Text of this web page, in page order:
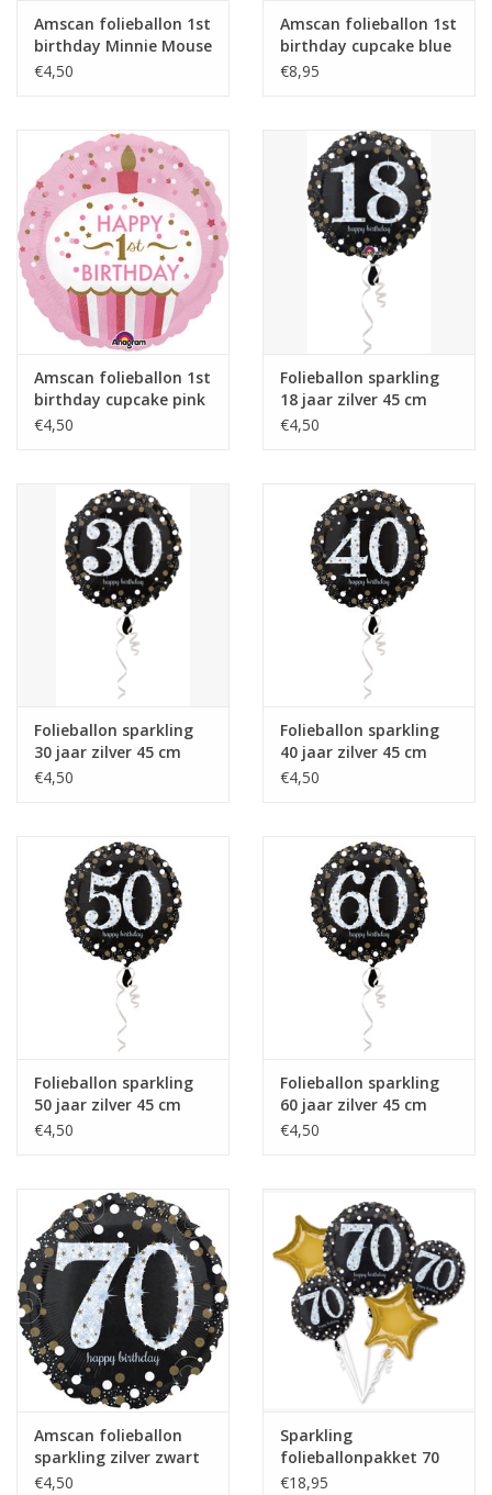
Amscan folieballon 1st
birthday Minnie Mouse
43 cm
€4,50
Amscan folieballon 1st
birthday cupcake blue
73 x 91 cm
€8,95
Amscan folieballon 1st
birthday cupcake pink
43 cm
€4,50
Folieballon sparkling
18 jaar zilver 45 cm
€4,50
Folieballon sparkling
30 jaar zilver 45 cm
€4,50
Folieballon sparkling
40 jaar zilver 45 cm
€4,50
Folieballon sparkling
50 jaar zilver 45 cm
€4,50
Folieballon sparkling
60 jaar zilver 45 cm
€4,50
Amscan folieballon
sparkling zilver zwart
70 jaar 45 cm
€4,50
Sparkling
folieballonpakket 70
jaar 5-delig
€18,95